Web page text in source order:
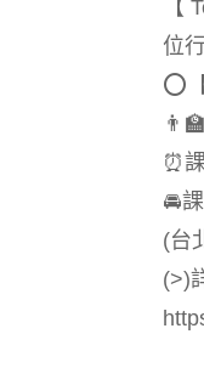
【
位
⭕️
⏰
🚘
(台
(>)